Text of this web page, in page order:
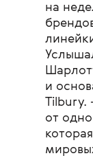
на
и
Tilbury.
от